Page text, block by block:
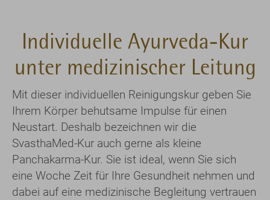
Individuelle Ayurveda-Kur
unter medizinischer Leitung
Mit dieser individuellen Reinigungskur geben Sie
Ihrem Körper behutsame Impulse für einen
Neustart. Deshalb bezeichnen wir die
SvasthaMed-Kur auch gerne als kleine
Panchakarma-Kur. Sie ist ideal, wenn Sie sich
eine Woche Zeit für Ihre Gesundheit nehmen und
dabei auf eine medizinische Begleitung vertrauen